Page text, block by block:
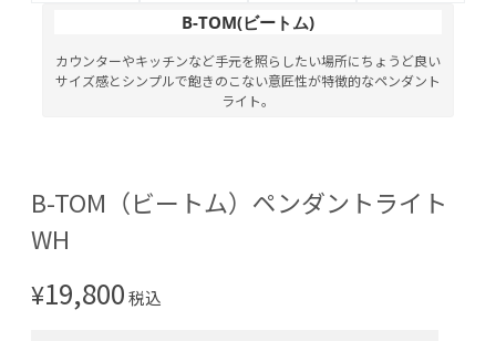
B-TOM(ビートム)
カウンターやキッチンなど手元を照らしたい場所にちょうど良い
サイズ感とシンプルで飽きのこない意匠性が特徴的なペンダント
ライト。
B-TOM（ビートム）ペンダントライト
WH
¥19,800税込